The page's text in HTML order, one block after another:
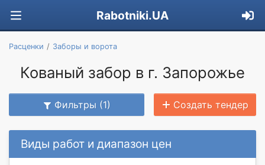
Rabotniki.UA
Расценки Заборы и ворота
Кованый забор в г. Запорожье
Фильтры (1) Создать тендер
Виды работ и диапазон цен